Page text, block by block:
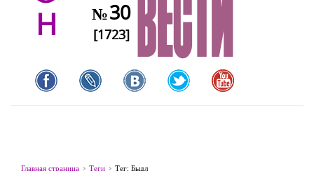
H №30
[1723]
Главная страница Теги Тег: Быдл